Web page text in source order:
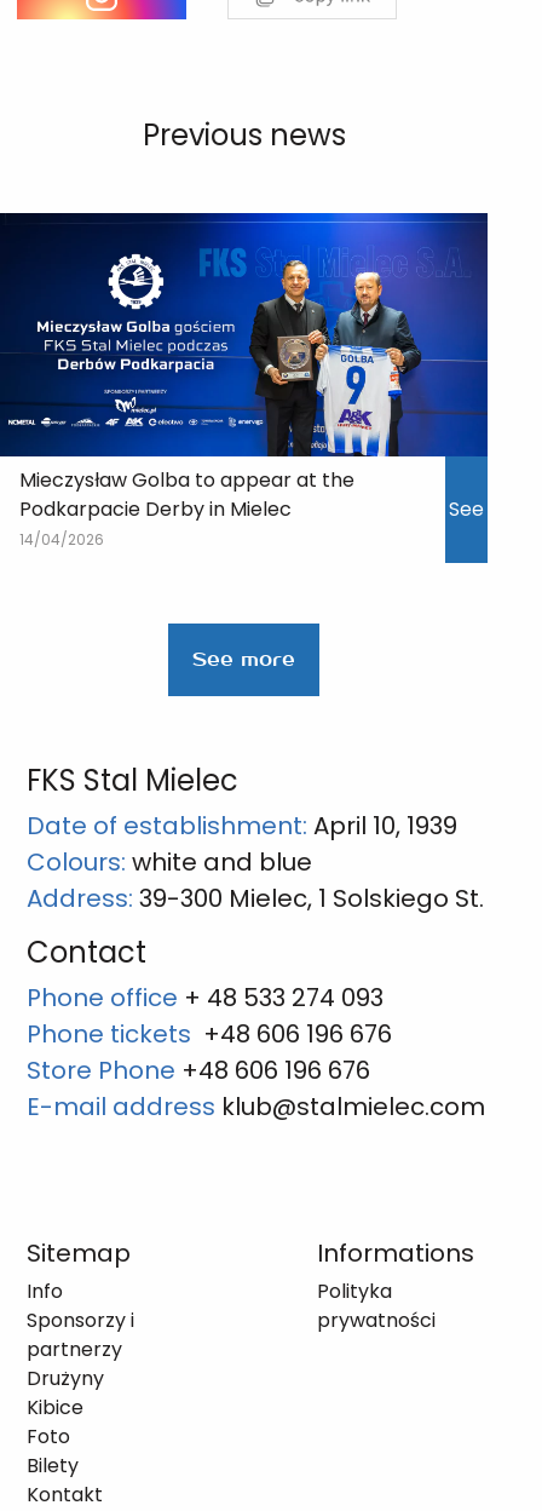
Previous news
Mieczysław Golba to appear at the
Podkarpacie Derby in Mielec
14/04/2026
See
See more
FKS Stal Mielec
Date of establishment: April 10, 1939
Colours: white and blue
Address: 39-300 Mielec, 1 Solskiego St.
Contact
Phone office + 48 533 274 093
Phone tickets +48 606 196 676
Store Phone +48 606 196 676
E-mail address klub@stalmielec.com
Sitemap
Info
Sponsorzy i
partnerzy
Drużyny
Kibice
Foto
Bilety
Kontakt
Informations
Polityka
prywatności